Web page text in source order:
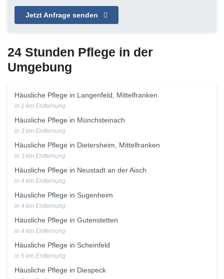
Jetzt Anfrage senden
24 Stunden Pflege in der
Umgebung
Häusliche Pflege in Langenfeld, Mittelfranken
in 1 km Entfernung
Häusliche Pflege in Münchsteinach
in 3 km Entfernung
Häusliche Pflege in Dietersheim, Mittelfranken
in 3 km Entfernung
Häusliche Pflege in Neustadt an der Aisch
in 4 km Entfernung
Häusliche Pflege in Sugenheim
in 4 km Entfernung
Häusliche Pflege in Gutenstetten
in 4 km Entfernung
Häusliche Pflege in Scheinfeld
in 5 km Entfernung
Häusliche Pflege in Diespeck